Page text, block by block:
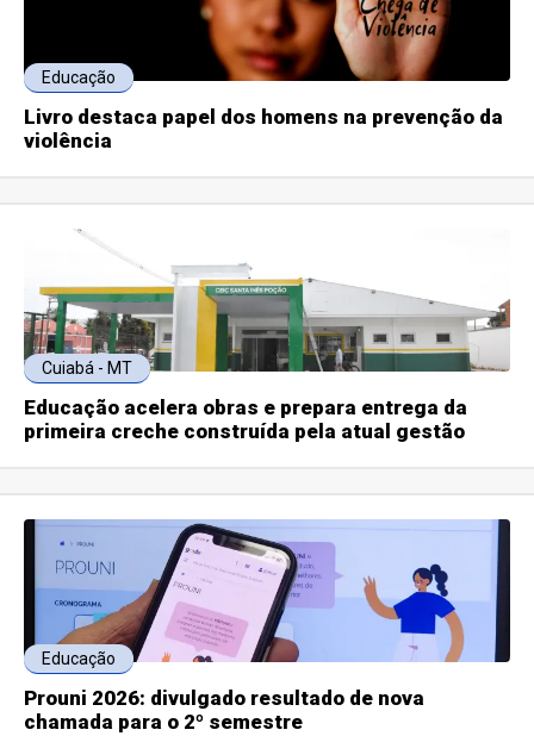
Educação
Livro destaca papel dos homens na prevenção da
violência
Cuiabá - MT
Educação acelera obras e prepara entrega da
primeira creche construída pela atual gestão
Educação
Prouni 2026: divulgado resultado de nova
chamada para o 2º semestre